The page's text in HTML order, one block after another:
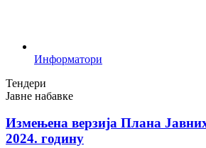
Информатори
Тендери
Јавне набавке
Измењенa верзијa Плана
2024. годину